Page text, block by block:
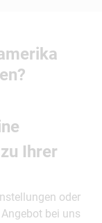
Ihrer
oder
bei uns